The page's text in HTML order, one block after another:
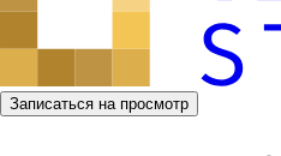
Записаться на просмотр